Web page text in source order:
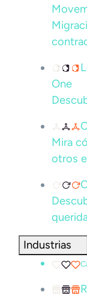
One
Mira
otros
Industrias